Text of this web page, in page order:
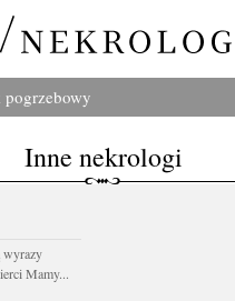
pogrzebowy
Inne nekrologi
wyrazy
Mamy...